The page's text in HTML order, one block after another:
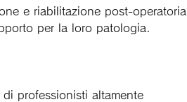
e riabilitazione post-operatoria,
per la loro patologia.
professionisti altamente